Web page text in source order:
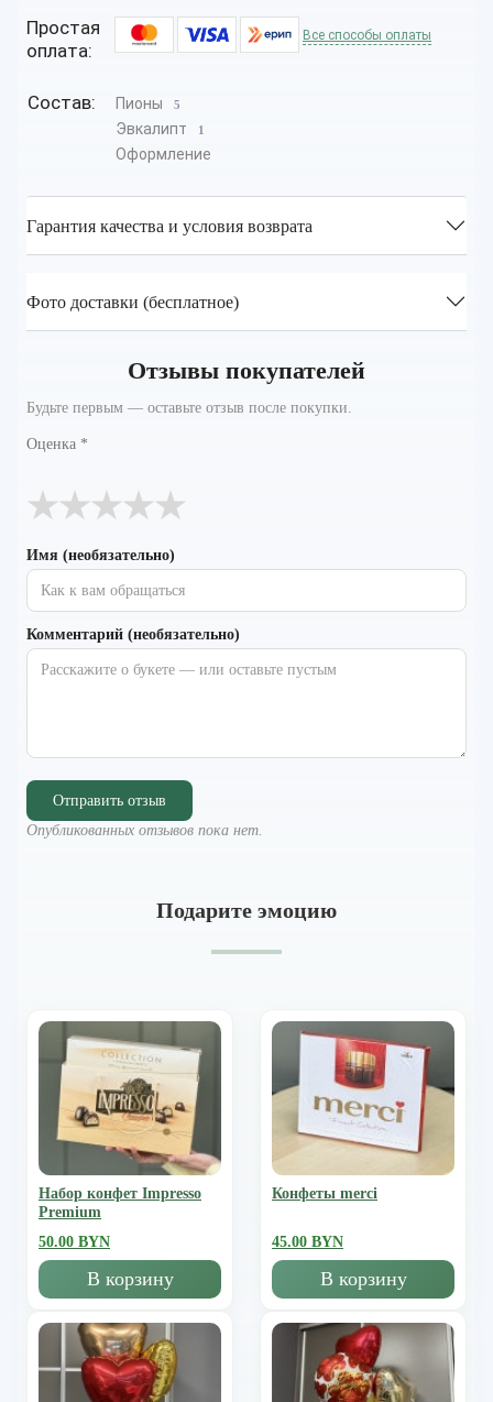
Простая
оплата:
Все способы оплаты
Состав: Пионы 5
Эвкалипт 1
Оформление
Гарантия качества и условия возврата
Фото доставки (бесплатное)
Отзывы покупателей
Будьте первым — оставьте отзыв после покупки.
Оценка *
★
★
★
★
★
Имя (необязательно)
Комментарий (необязательно)
Отправить отзыв
Опубликованных отзывов пока нет.
Подарите эмоцию
Набор конфет Impresso
Premium
50.00 BYN
В корзину
Конфеты merci
45.00 BYN
В корзину